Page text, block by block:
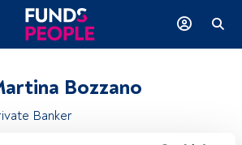
Bozzano
Banker